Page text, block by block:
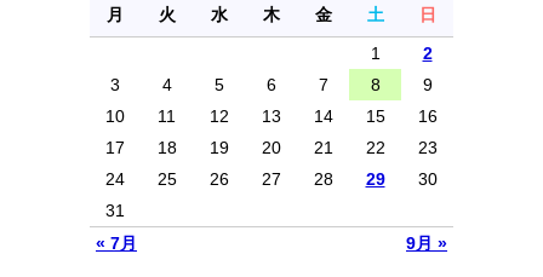
月
火 水 木 金 土 日
« 7月 9月 »
1
2
3
4 5 6 7 8
9
10
11 12 13 14 15
16
17
18 19 20 21 22
23
24
25 26 27 28 29
30
31